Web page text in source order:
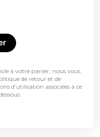
à votre panier, nous vous
de retour et de
d’utilisation associées à ce